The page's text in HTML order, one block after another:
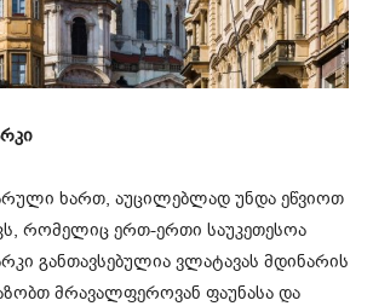
ხართ, აუცილებლად უნდა ეწვიოთ
რომელიც ერთ-ერთი საუკეთესოა
განთავსებულია ვლატავას მდინარის
მრავალფეროვან ფაუნასა და